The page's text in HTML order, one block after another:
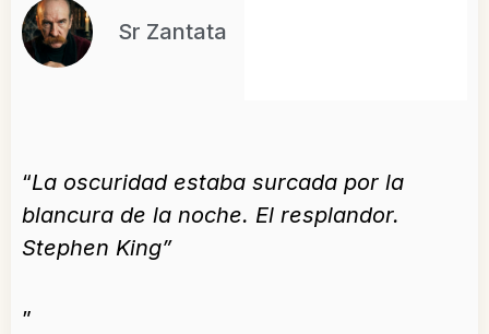
Sr Zantata
“La oscuridad estaba surcada por la
blancura de la noche. El resplandor.
Stephen King”
”